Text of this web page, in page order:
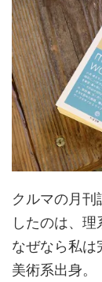
クルマの月
したのは、理
なぜなら私は
美術系出身。